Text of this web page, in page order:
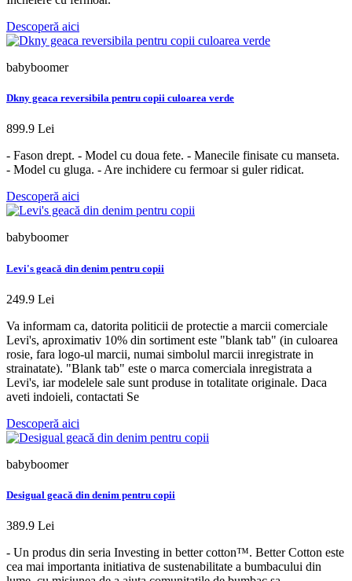
Descoperă aici
babyboomer
Dkny geaca reversibila pentru copii culoarea verde
899.9 Lei
- Fason drept. - Model cu doua fete. - Manecile finisate cu manseta.
- Model cu gluga. - Are inchidere cu fermoar si guler ridicat.
Descoperă aici
babyboomer
Levi's geacă din denim pentru copii
249.9 Lei
Va informam ca, datorita politicii de protectie a marcii comerciale
Levi's, aproximativ 10% din sortiment este "blank tab" (in culoarea
rosie, fara logo-ul marcii, numai simbolul marcii inregistrate in
strainatate). "Blank tab" este o marca comerciala inregistrata a
Levi's, iar modelele sale sunt produse in totalitate originale. Daca
aveti indoieli, contactati Se
Descoperă aici
babyboomer
Desigual geacă din denim pentru copii
389.9 Lei
- Un produs din seria Investing in better cotton™. Better Cotton este
cea mai importanta initiativa de sustenabilitate a bumbacului din